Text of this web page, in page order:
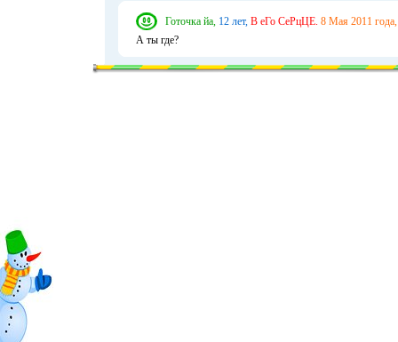
Готочка йа, 12 лет, В еГо СеРцЦЕ. 8 Мая 2011 года,
А ты где?